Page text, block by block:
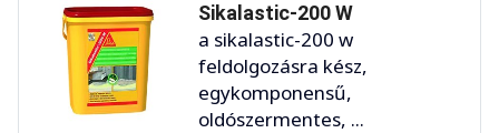
Sikalastic-200 W
a sikalastic-200 w
feldolgozásra kész,
egykomponensű,
oldószermentes, ...